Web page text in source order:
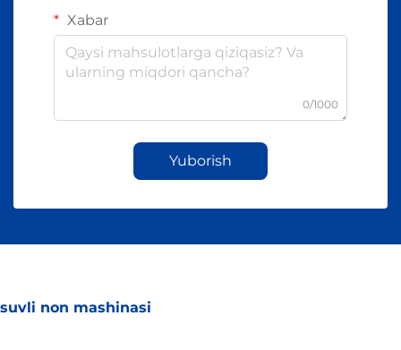
Xabar
0/1000
Yuborish
suvli non mashinasi